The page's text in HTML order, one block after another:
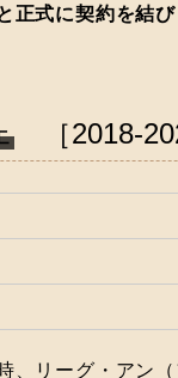
正式に契約を結び
［
、リーグ・アン